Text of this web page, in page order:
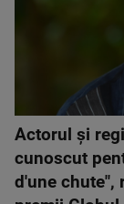
Actorul şi
cunoscut
d'une chute",